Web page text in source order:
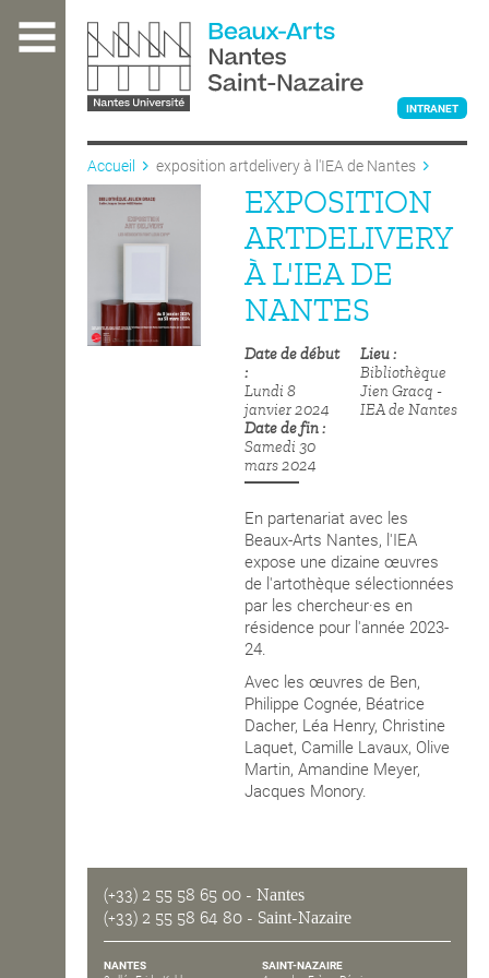
contenu
L'ÉCOLE
ENSEIGNEMENT
INTRANET
Accueil exposition artdelivery à l'IEA de Nantes
EXPOSITION
ARTDELIVERY
À L'IEA DE
NANTES
Date de début
Lundi 8
janvier 2024
Date de fin
Samedi 30
mars 2024
Lieu
Bibliothèque
Jien Gracq -
IEA de Nantes
En partenariat avec les
Beaux-Arts Nantes, l'IEA
expose une dizaine œuvres
de l'artothèque sélectionnées
par les chercheur·es en
résidence pour l'année 2023-
24.
Avec les œuvres de Ben,
Philippe Cognée, Béatrice
Dacher, Léa Henry, Christine
Laquet, Camille Lavaux, Olive
Martin, Amandine Meyer,
Jacques Monory.
(+33) 2 55 58 65 00 - Nantes
(+33) 2 55 58 64 80 - Saint-Nazaire
NANTES
SAINT-NAZAIRE